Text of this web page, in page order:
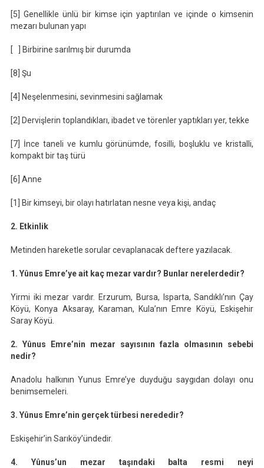
[5] Genellikle ünlü bir kimse için yaptırılan ve içinde o kimsenin
mezarı bulunan yapı
[ ] Birbirine sarılmış bir durumda
[8] Şu
[4] Neşelenmesini, sevinmesini sağlamak
[2] Dervişlerin toplandıkları, ibadet ve törenler yaptıkları yer, tekke
[7] İnce taneli ve kumlu görünümde, fosilli, boşluklu ve kristalli,
kompakt bir taş türü
[6] Anne
[1] Bir kimseyi, bir olayı hatırlatan nesne veya kişi, andaç
2. Etkinlik
Metinden hareketle sorular cevaplanacak deftere yazılacak.
1. Yûnus Emre’ye ait kaç mezar vardır? Bunlar nerelerdedir?
Yirmi iki mezar vardır. Erzurum, Bursa, Isparta, Sandıklı’nın Çay
Köyü, Konya Aksaray, Karaman, Kula’nın Emre Köyü, Eskişehir
Saray Köyü.
2. Yûnus Emre’nin mezar sayısının fazla olmasının sebebi
nedir?
Anadolu halkının Yunus Emre’ye duyduğu saygıdan dolayı onu
benimsemeleri.
3. Yûnus Emre’nin gerçek türbesi nerededir?
Eskişehir’in Sarıköy’ündedir.
4. Yûnus’un mezar taşındaki balta resmi neyi